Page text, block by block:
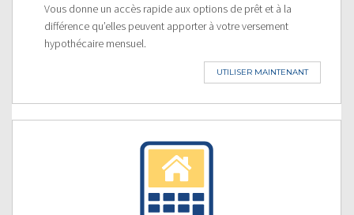
Vous donne un accès rapide aux options de prêt et à la
différence qu’elles peuvent apporter à votre versement
hypothécaire mensuel.
UTILISER MAINTENANT